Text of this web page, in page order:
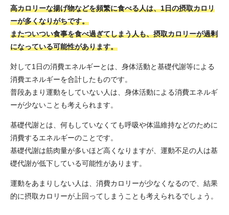
高カロリーな揚げ物などを頻繁に食べる人は、1日の摂取カロリ
ーが多くなりがちです。
またついつい食事を食べ過ぎてしまう人も、摂取カロリーが過剰
になっている可能性があります。
対して1日の消費エネルギーとは、身体活動と基礎代謝等による
消費エネルギーを合計したものです。
普段あまり運動をしていない人は、身体活動による消費エネルギ
ーが少ないことも考えられます。
基礎代謝とは、何もしていなくても呼吸や体温維持などのために
消費するエネルギーのことです。
基礎代謝は筋肉量が多いほど高くなりますが、運動不足の人は基
礎代謝が低下している可能性があります。
運動をあまりしない人は、消費カロリーが少なくなるので、結果
的に摂取カロリーが上回ってしまうことも考えられるでしょう。